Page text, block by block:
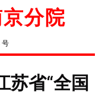
分院
号
苏省“全国